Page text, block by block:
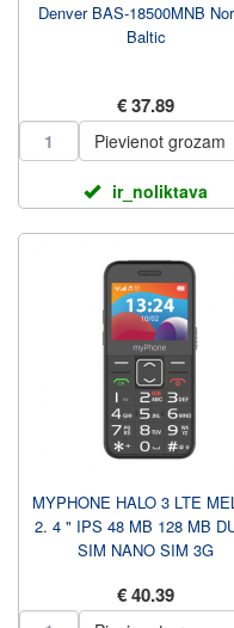
Denver BAS-18500MNB
Baltic
€ 37.89
Pievienot grozam
ir_noliktava
MYPHONE HALO 3 LTE
2. 4 " IPS 48 MB 128 MB
SIM NANO SIM 3G
VERSIJA TYP...
€ 40.39